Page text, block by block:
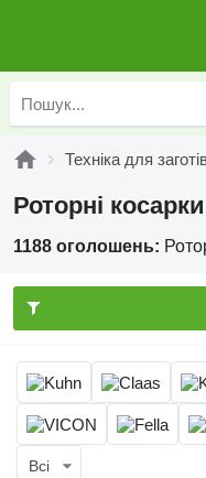
Техніка для
Роторні косарки
1188 оголошень:
Всі